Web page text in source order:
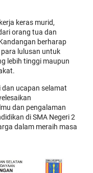
keras murid,
orang tua dan
berharap
lulusan untuk
lebih tinggi maupun
ucapan selamat
dan pengalaman
di SMA Negeri 2
dalam meraih masa